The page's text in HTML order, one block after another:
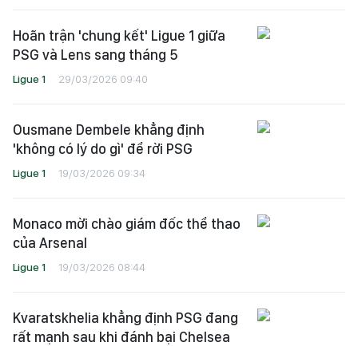
Hoãn trận 'chung kết' Ligue 1 giữa
PSG và Lens sang tháng 5
Ligue 1 29/03/2026 09:40
Ousmane Dembele khẳng định
'không có lý do gì' để rời PSG
Ligue 1 19/03/2026 09:34
Monaco mời chào giám đốc thể thao
của Arsenal
Ligue 1 19/03/2026 08:44
Kvaratskhelia khẳng định PSG đang
rất mạnh sau khi đánh bại Chelsea